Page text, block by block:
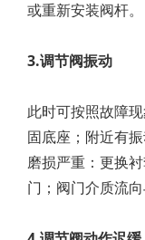
或重新安装阀杆。
3.调节阀振动
此时可按照故障
固底座；附近有
磨损严重：更换
门；阀门介质流